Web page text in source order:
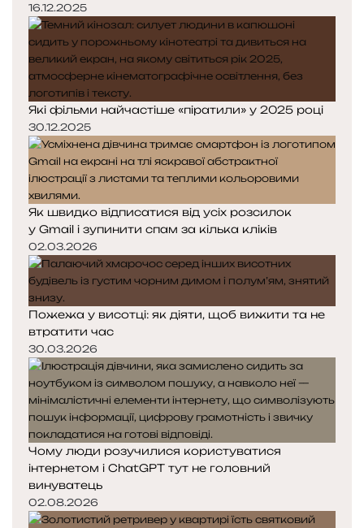
16.12.2025
Які фільми найчастіше «піратили» у 2025 році
30.12.2025
Як швидко відписатися від усіх розсилок
у Gmail і зупинити спам за кілька кліків
02.03.2026
Пожежа у висотці: як діяти, щоб вижити та не
втратити час
30.03.2026
Чому люди розучилися користуватися
інтернетом і ChatGPT тут не головний
винуватець
02.08.2026